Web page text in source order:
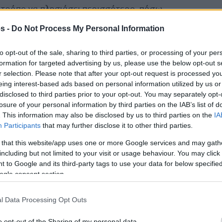
- Do Not Process My Personal Information
opt-out of the sale, sharing to third parties, or processing of your
for targeted advertising by us, please use the below opt-out
selection. Please note that after your opt-out request is processed
interest-based ads based on personal information utilized by us
to third parties prior to your opt-out. You may separately
of your personal information by third parties on the IAB’s list of
This information may also be disclosed by us to third parties on the
Participants that may further disclose it to other third parties.
that this website/app uses one or more Google services and may
but not limited to your visit or usage behaviour. You may
to Google and its third-party tags to use your data for below
consent section.
Data Processing Opt Outs
να πλησιάσει περισσότερο, πόσω
για πρώτη φορά στο παιχνίδι. Ένα
στο 36′) έδωσε στην Τουρκ Τέλεκομ την
που χρειαζόταν για να πάει μέχρι
στο 77-93 & 79-95 στο 39′)κι η κόρνα
the alley-oop
pic.twitter.com/FAZj1PmaKF
November 29, 2022
μόλις ο Προμηθέας μείωσε σε 69-73 στο